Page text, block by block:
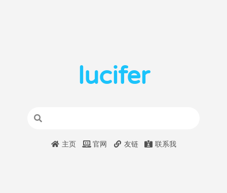
lucifer
主页 官网 友链 联系我